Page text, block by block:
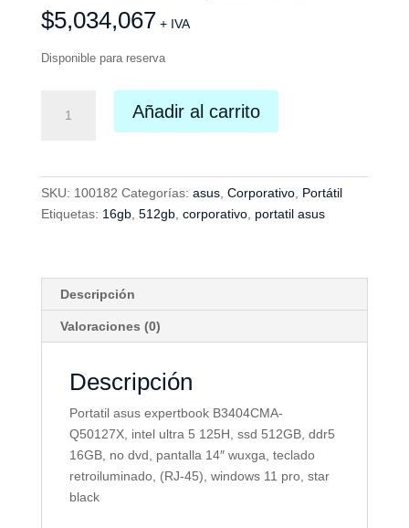
$5,034,067 + IVA
Disponible para reserva
asus
Añadir al carrito
SKU: 100182 Categorías: asus, Corporativo, Portátil
Etiquetas: 16gb, 512gb, corporativo, portatil asus
Descripción
Valoraciones (0)
Descripción
Portatil asus expertbook B3404CMA-
Q50127X, intel ultra 5 125H, ssd 512GB, ddr5
16GB, no dvd, pantalla 14″ wuxga, teclado
retroiluminado, (RJ-45), windows 11 pro, star
black